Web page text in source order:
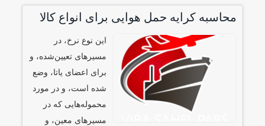
محاسبه‌ کرایه‌ حمل هوایی برای انواع کالا
این نوع نرخ، در
مسیرهای تعیین‌شده، و
برای اعضای یاتا، وضع
شده‌ است، و در مورد
محموله‌هایی که در
مسیرهای معین، و